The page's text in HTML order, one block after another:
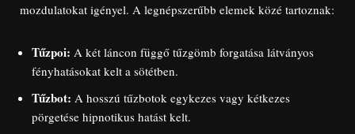
mozdulatokat igényel. A legnépszerűbb elemek közé tartoznak:
Tűzpoi: A két láncon függő tűzgömb forgatása látványos
fényhatásokat kelt a sötétben.
Tűzbot: A hosszú tűzbotok egykezes vagy kétkezes
pörgetése hipnotikus hatást kelt.